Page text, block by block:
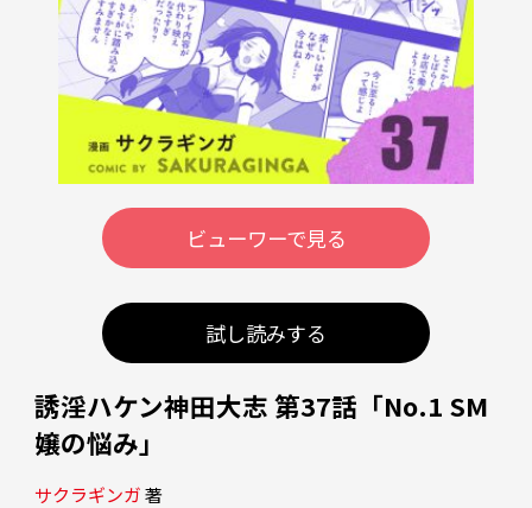
ビューワーで見る
試し読みする
誘淫ハケン神田大志 第37話「No.1 SM
嬢の悩み」
サクラギンガ 著